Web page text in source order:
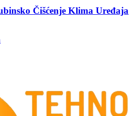
Čišćenje Klima Uređaja